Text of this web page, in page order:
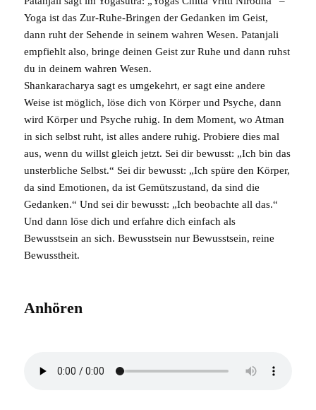
Yoga ist das Zur-Ruhe-Bringen der Gedanken im Geist,
dann ruht der Sehende in seinem wahren Wesen. Patanjali
empfiehlt also, bringe deinen Geist zur Ruhe und dann ruhst
du in deinem wahren Wesen.
Shankaracharya sagt es umgekehrt, er sagt eine andere
Weise ist möglich, löse dich von Körper und Psyche, dann
wird Körper und Psyche ruhig. In dem Moment, wo Atman
in sich selbst ruht, ist alles andere ruhig. Probiere dies mal
aus, wenn du willst gleich jetzt. Sei dir bewusst: „Ich bin das
unsterbliche Selbst.“ Sei dir bewusst: „Ich spüre den Körper,
da sind Emotionen, da ist Gemütszustand, da sind die
Gedanken.“ Und sei dir bewusst: „Ich beobachte all das.“
Und dann löse dich und erfahre dich einfach als
Bewusstsein an sich. Bewusstsein nur Bewusstsein, reine
Bewusstheit.
Anhören